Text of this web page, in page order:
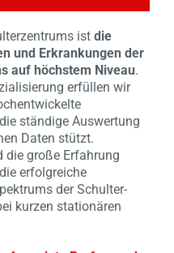
ist die
und Erkrankungen der
auf höchstem Niveau.
erfüllen wir
ständige Auswertung
Daten stützt.
die große Erfahrung
erfolgreiche
der Schulter-
kurzen stationären